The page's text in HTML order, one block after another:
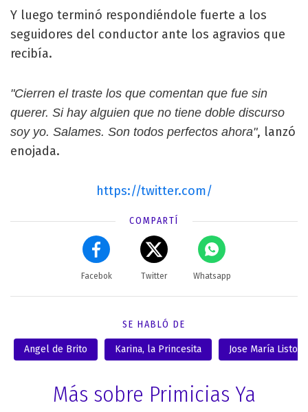
Y luego terminó respondiéndole fuerte a los
seguidores del conductor ante los agravios que
recibía.
"Cierren el traste los que comentan que fue sin
querer. Si hay alguien que no tiene doble discurso
soy yo. Salames. Son todos perfectos ahora", lanzó
enojada.
https://twitter.com/
COMPARTÍ
Facebok Twitter Whatsapp
SE HABLÓ DE
Angel de Brito Karina, la Princesita Jose María Listorti
Más sobre Primicias Ya